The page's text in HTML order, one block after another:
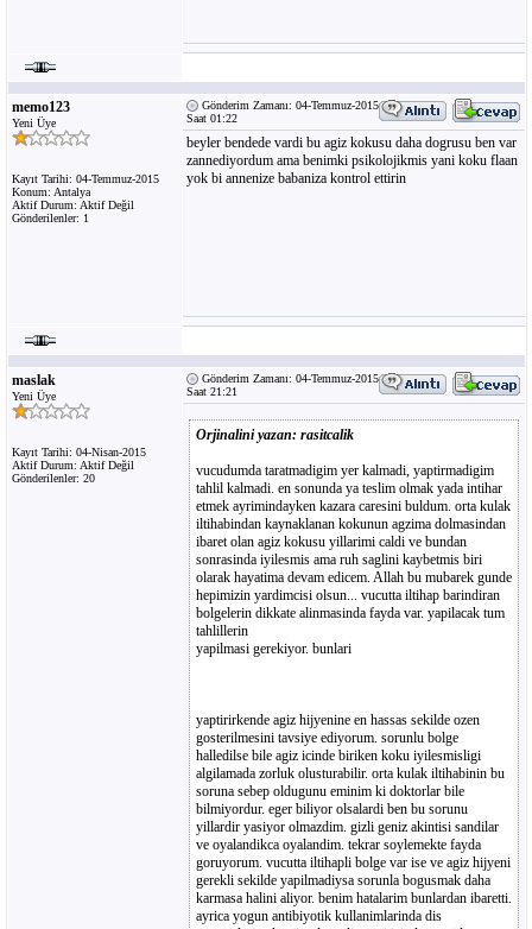
memo123
Yeni Üye
Kayıt Tarihi: 04-Temmuz-2015
Konum: Antalya
Aktif Durum: Aktif Değil
Gönderilenler: 1
Gönderim Zamanı: 04-Temmuz-2015
Saat 01:22
beyler bendede vardi bu agiz kokusu daha dogrusu ben var
zannediyordum ama benimki psikolojikmis yani koku flaan
yok bi annenize babaniza kontrol ettirin
maslak
Yeni Üye
Kayıt Tarihi: 04-Nisan-2015
Aktif Durum: Aktif Değil
Gönderilenler: 20
Gönderim Zamanı: 04-Temmuz-2015
Saat 21:21
Orjinalini yazan: rasitcalik
vucudumda taratmadigim yer kalmadi, yaptirmadigim
tahlil kalmadi. en sonunda ya teslim olmak yada intihar
etmek ayrimindayken kazara caresini buldum. orta kulak
iltihabindan kaynaklanan kokunun agzima dolmasindan
ibaret olan agiz kokusu yillarimi caldi ve bundan
sonrasinda iyilesmis ama ruh saglini kaybetmis biri
olarak hayatima devam edicem. Allah bu mubarek gunde
hepimizin yardimcisi olsun... vucutta iltihap barindiran
bolgelerin dikkate alinmasinda fayda var. yapilacak tum
tahlillerin
yapilmasi gerekiyor. bunlari
yaptirirkende agiz hijyenine en hassas sekilde ozen
gosterilmesini tavsiye ediyorum. sorunlu bolge
halledilse bile agiz icinde biriken koku iyilesmisligi
algilamada zorluk olusturabilir. orta kulak iltihabinin bu
soruna sebep oldugunu eminim ki doktorlar bile
bilmiyordur. eger biliyor olsalardi ben bu sorunu
yillardir yasiyor olmazdim. gizli geniz akintisi sandilar
ve oyalandikca oyalandim. tekrar soylemekte fayda
goruyorum. vucutta iltihapli bolge var ise ve agiz hijyeni
gerekli sekilde yapilmadiysa sorunla bogusmak daha
karmasa halini aliyor. benim hatalarim bunlardan ibaretti.
ayrica yogun antibiyotik kullanimlarinda dis